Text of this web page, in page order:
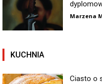
Marzena
KUCHNIA
Ciasto o